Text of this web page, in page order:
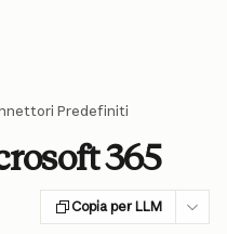
Predefiniti
365
Copia per LLM